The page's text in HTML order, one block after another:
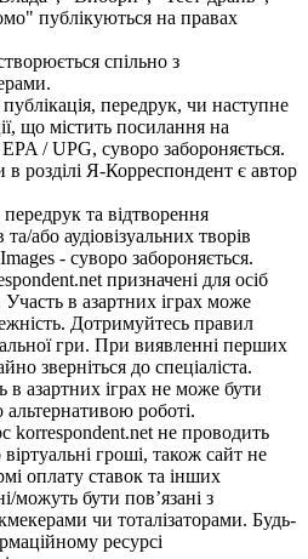
публікуються на правах
спільно з
передрук, чи наступне
що містить посилання на
/ UPG, суворо забороняється.
в розділі Я-Корреспондент є автор
та відтворення
або аудіовізуальних творів
- суворо забороняється.
призначені для осіб
в азартних іграх може
Дотримуйтесь правил
гри. При виявленні перших
зверніться до спеціаліста.
в азартних іграх не може бути
роботі.
korrespondent.net не проводить
віртуальні гроші, також сайт не
оплату ставок та інших
можуть бути пов’язані з
чи тоталізаторами. Будь-
ресурсі